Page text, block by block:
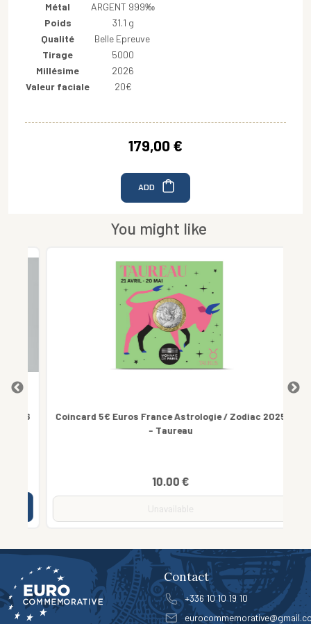
Métal
ARGENT 999‰
Poids
31.1 g
Qualité
Belle Epreuve
Tirage
5000
Millésime
2026
Valeur faciale
20€
179,00 €
ADD
You might like
Coincard 5€ Euros France Astrologie / Zodiac 2025
- Taureau
10.00 €
Unavailable
Contact
+336 10 10 19 10